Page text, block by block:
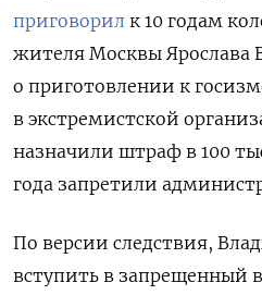
приговорил к 10 годам
жителя Москвы Ярослава
о приготовлении к
в экстремистской
назначили штраф в 100
года запретили
По версии следствия,
вступить в запрещенный